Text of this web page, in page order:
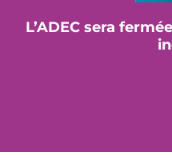
L’ADEC sera